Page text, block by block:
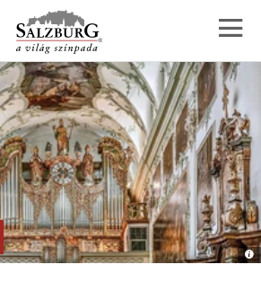
sr.skipnav.Zum
Inhalt
springen
sr.skipnav.Zum
Hauptmenü
springen
sr.skipnav.Zu
den
Kontaktinformationen